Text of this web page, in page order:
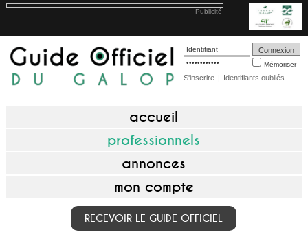
Publicité
Mémoriser
S'inscrire | Identifiants oubliés
accueil
professionnels
annonces
mon compte
RECEVOIR LE GUIDE OFFICIEL